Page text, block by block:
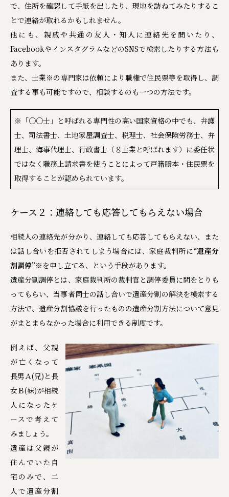
で、住所を確認して手紙を出したり、現地を訪ねてみたりするこ
とで連絡が取れるかもしれません。
他にも、親戚や共通の友人・知人に連絡先を聞いたり、
FacebookやインスタグラムなどのSNSで検索したりする方法も
あります。
また、士業※の専門家は依頼により職権で住民票等を取得し、調
査する事も可能ですので、相談するのも一つの方法です。
※「○○士」と呼ばれる専門性の高い国家資格の中でも、弁護
士、司法書士、土地家屋調査士、税理士、社会保険労務士、弁
理士、海事代理士、行政書士（８士業と呼ばれます）に委任状
ではなく職務上請求書を使うことによって戸籍謄本・住民票を
取得することが認められています。
ケース２：連絡しても応答してもらえない場合
相続人の連絡先が分かり、連絡しても応答してもらえない、また
は話し合いを拒否されてしまう場合には、家庭裁判所に“遺産分
割調停”※ を申し立てる、という手段があります。
遺産分割調停とは、家庭裁判所の裁判官と調停委員に間をとりも
ってもらい、当事者同士の話し合いで遺産分割の解決を模索する
方法で、遺産分割協議を行ったものの遺産分割方法について意見
がまとまらなかった場合に利用できる制度です。
例えば、父親
が亡くなって
長男Ａ(兄)と長
女Ｂ(妹)が相続
人になったケ
ースで考えて
みましょう。
遺産は父親が
住んでいた自
宅のみで、二
人で遺産分割